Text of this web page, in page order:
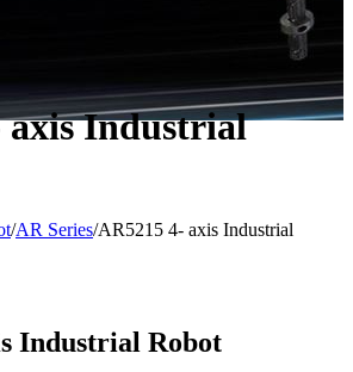
axis Industrial
/AR Series/AR5215 4- axis Industrial
Industrial Robot